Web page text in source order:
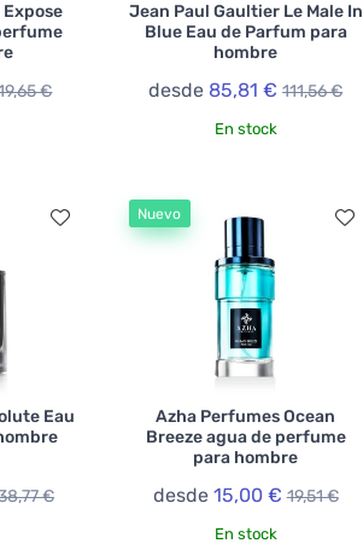
€
Jean Paul Gaultier Le Male In
Blue Eau de Parfum para
hombre
desde 85,81 € 111,56 €
En stock
Eau
€
Nuevo
Azha Perfumes Ocean
Breeze agua de perfume
para hombre
desde 15,00 € 19,51 €
En stock